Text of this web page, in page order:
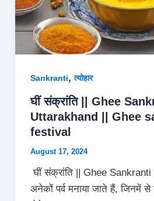
Sankranti,त्योहार
घीं संक्रांति || Ghee
Uttarakhand || Ghee
festival
August 17, 2024
घीं संक्रांति || Ghee Sankranti
अनेकों पर्व मनाया जाते हैं, जिनमें से